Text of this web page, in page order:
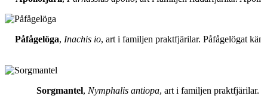
Påfågelöga, Inachis io, art i familjen praktfjärilar. Påfågelögat
Sorgmantel, Nymphalis antiopa, art i familjen praktfjärilar.